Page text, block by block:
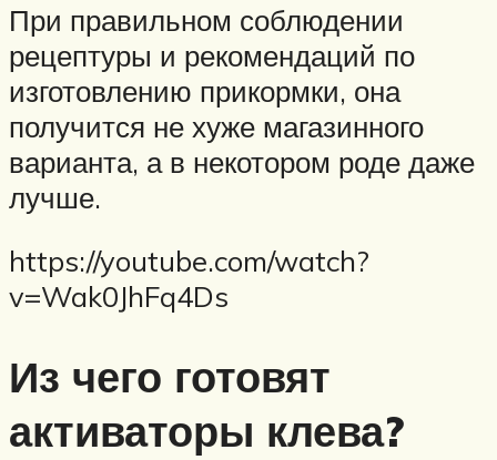
При правильном соблюдении
рецептуры и рекомендаций по
изготовлению прикормки, она
получится не хуже магазинного
варианта, а в некотором роде даже
лучше.
https://youtube.com/watch?
v=Wak0JhFq4Ds
Из чего готовят
активаторы клева?